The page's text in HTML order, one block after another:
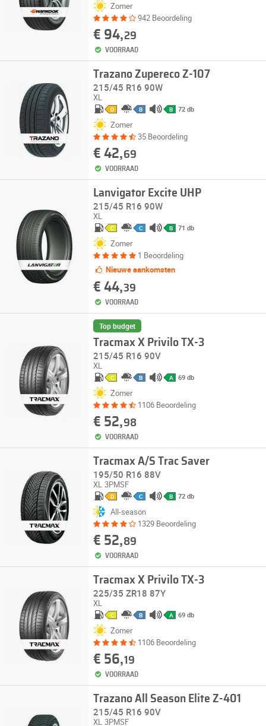
Zomer
942 Beoordeling
€ 94,29
VOORRAAD
Trazano Zupereco Z-107
215/45 R16 90W
XL
D B B 72 db
Zomer
35 Beoordeling
€ 42,69
VOORRAAD
Lanvigator Excite UHP
215/45 R16 90W
XL
C C B 71 db
Zomer
1 Beoordeling
Nieuwe aankomsten
€ 44,39
VOORRAAD
Top budget
Tracmax X Privilo TX-3
215/45 R16 90V
XL
C B A 69 db
Zomer
1106 Beoordeling
€ 52,98
VOORRAAD
Tracmax A/S Trac Saver
195/50 R16 88V
XL 3PMSF
D C B 72 db
All-season
1329 Beoordeling
€ 52,89
VOORRAAD
Tracmax X Privilo TX-3
225/35 ZR18 87Y
XL
C B A 69 db
Zomer
1106 Beoordeling
€ 56,19
VOORRAAD
Trazano All Season Elite Z-401
215/45 R16 90V
XL 3PMSF